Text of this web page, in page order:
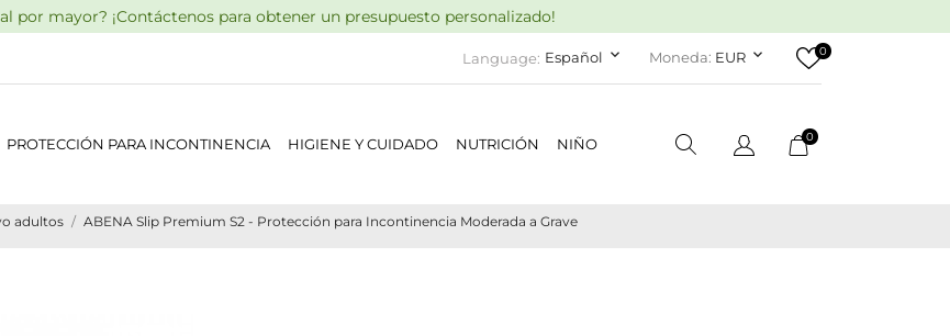
por mayor? ¡Contáctenos para obtener un presupuesto personalizado!
Language: Español keyboard_arrow_down Moneda: EUR keyboard_arrow_down 0
PROTECCIÓN PARA INCONTINENCIA HIGIENE Y CUIDADO NUTRICIÓN NIÑO 0
adultos ABENA Slip Premium S2 - Protección para Incontinencia Moderada a Grave